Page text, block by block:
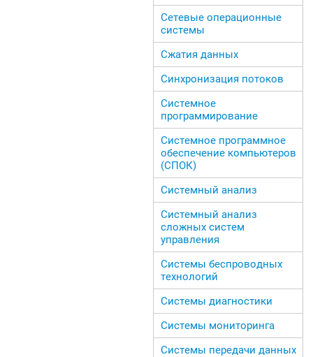
Сетевые операционные
системы
Сжатия данных
Синхронизация потоков
Системное
программирование
Системное программное
обеспечение компьютеров
(СПОК)
Системный анализ
Системный анализ
сложных систем
управления
Системы беспроводных
технологий
Системы диагностики
Системы мониторинга
Системы передачи данных